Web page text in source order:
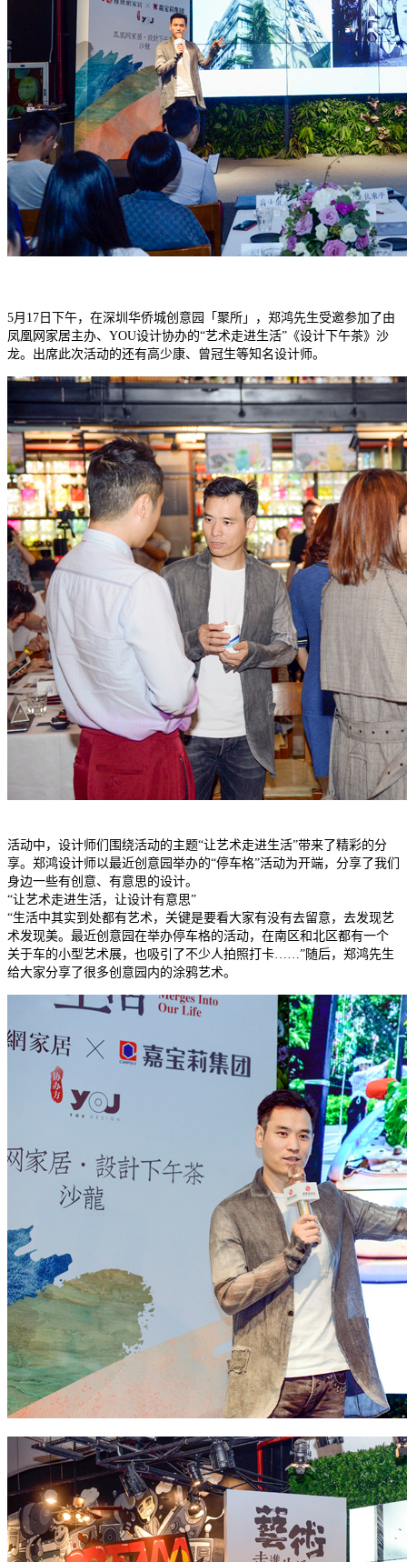
5月17日下午，在深圳华侨城创意园「聚所」，郑鸿先生受邀参加了由
凤凰网家居主办、YOU设计协办的“艺术走进生活”《设计下午茶》沙
龙。出席此次活动的还有高少康、曾冠生等知名设计师。
活动中，设计师们围绕活动的主题“让艺术走进生活”带来了精彩的分
享。郑鸿设计师以最近创意园举办的“停车格”活动为开端，分享了我们
身边一些有创意、有意思的设计。
“让艺术走进生活，让设计有意思”
“生活中其实到处都有艺术，关键是要看大家有没有去留意，去发现艺
术发现美。最近创意园在举办停车格的活动，在南区和北区都有一个
关于车的小型艺术展，也吸引了不少人拍照打卡……”随后，郑鸿先生
给大家分享了很多创意园内的涂鸦艺术。